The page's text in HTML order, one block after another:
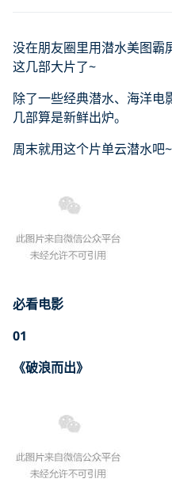
没在朋友圈里用潜水美图
这几部大片了~
除了一些经典潜水、海洋电
几部算是新鲜出炉。
周末就用这个片单云潜水吧~
必看电影
01
《破浪而出》